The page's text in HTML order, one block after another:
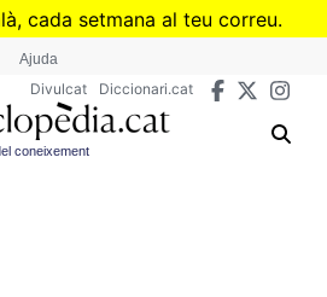
Vés
cada setmana al teu correu.
al butlletí de Divulcat
Ajuda
Divulcat Diccionari.cat
coneixement